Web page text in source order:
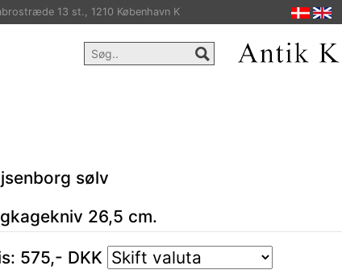
13 st., 1210 København K
sølv
26,5 cm.
575,- DKK